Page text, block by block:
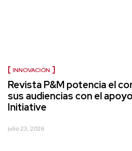
INNOVACIÓN
Revista P&M potencia el
sus audiencias con el
Initiative
julio 23, 2026